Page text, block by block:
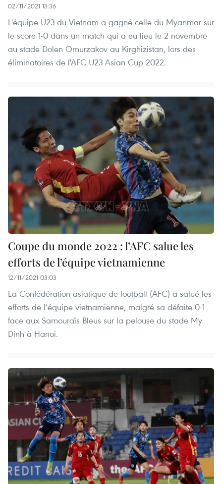
02/11/2021 13:36
L'équipe U23 du Vietnam a gagné celle du Myanmar sur
le score 1-0 dans un match qui a eu lieu le 2 novembre
au stade Dolen Omurzakov au Kirghizistan, lors des
éliminatoires de l'AFC U23 Asian Cup 2022.
Coupe du monde 2022 : l’AFC salue les
efforts de l’équipe vietnamienne
12/11/2021 03:03
La Confédération asiatique de football (AFC) a salué les
efforts de l’équipe vietnamienne, malgré sa défaite 0-1
face aux Samouraïs Bleus sur la pelouse du stade My
Dinh à Hanoi.